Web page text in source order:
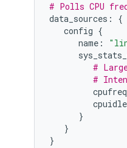
# Polls CPU
data_sources:
{
config {
name:
#
#
}
}
}